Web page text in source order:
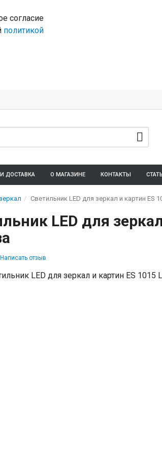
согласие
политикой
ДОСТАВКА О МАГАЗИНЕ КОНТАКТЫ
Светильник LED для зеркал и картин ES
LED для
Написать отзыв